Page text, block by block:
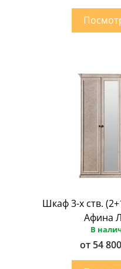
Шкаф 3-х ств.
Афина
В
от 54